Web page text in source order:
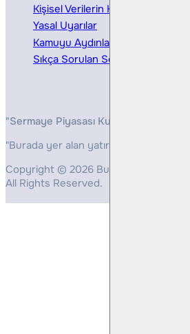
Kişisel Verilerin Korunması
Yasal Uyarılar
Kamuyu Aydınlatma
Sıkça Sorulan Sorular
"Sermaye Piyasası Kurulunun,
"Burada yer alan yatırım bilgi, yorum
Copyright © 2026 Bulls Yatırım
All Rights Reserved.